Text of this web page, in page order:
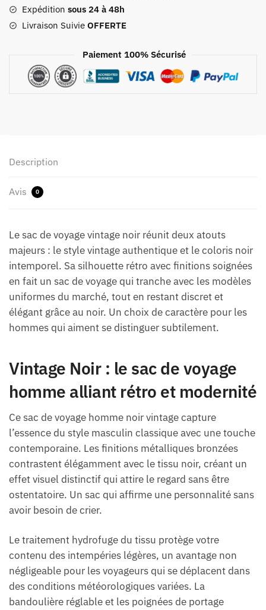
NoirExpédition sous 24 à 48h
Livraison Suivie OFFERTE
Paiement 100% Sécurisé
Description
Avis 0
Le sac de voyage vintage noir réunit deux atouts
majeurs : le style vintage authentique et le coloris noir
intemporel. Sa silhouette rétro avec finitions soignées
en fait un sac de voyage qui tranche avec les modèles
uniformes du marché, tout en restant discret et
élégant grâce au noir. Un choix de caractère pour les
hommes qui aiment se distinguer subtilement.
Vintage Noir : le sac de voyage
homme alliant rétro et modernité
Ce sac de voyage homme noir vintage capture
l’essence du style masculin classique avec une touche
contemporaine. Les finitions métalliques bronzées
contrastent élégamment avec le tissu noir, créant un
effet visuel distinctif qui attire le regard sans être
ostentatoire. Un sac qui affirme une personnalité sans
avoir besoin de crier.
Le traitement hydrofuge du tissu protège votre
contenu des intempéries légères, un avantage non
négligeable pour les voyageurs qui se déplacent dans
des conditions météorologiques variées. La
bandoulière réglable et les poignées de portage